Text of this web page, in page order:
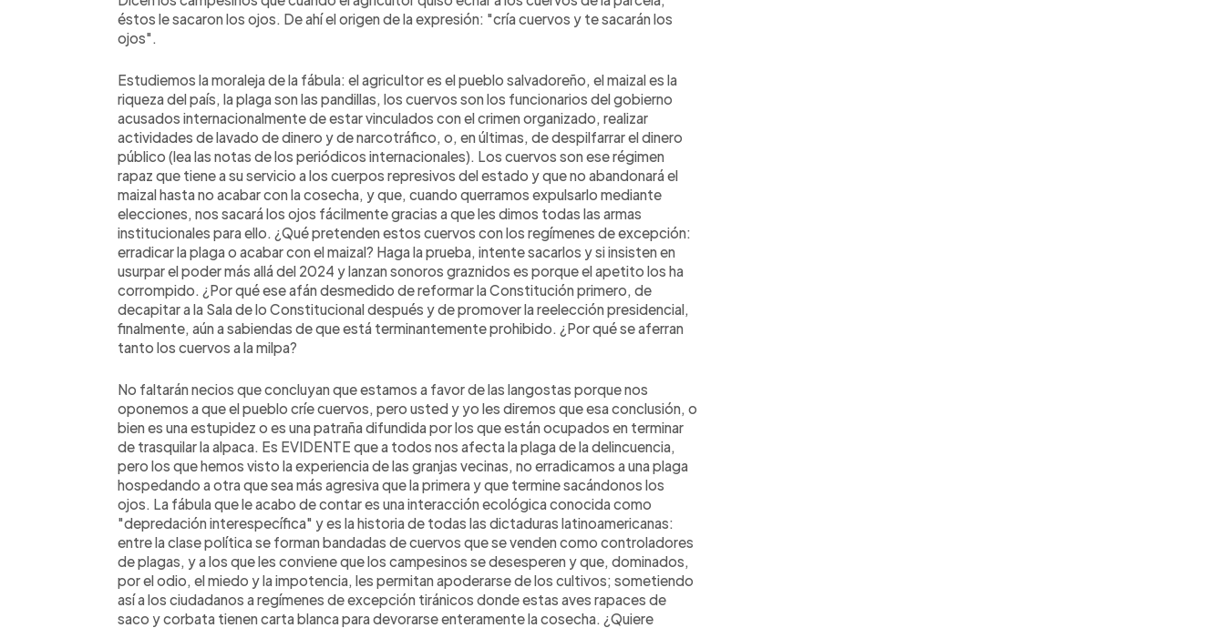
éstos le sacaron los ojos. De ahí el origen de la expresión: "cría cuervos y te sacarán los
ojos".
Estudiemos la moraleja de la fábula: el agricultor es el pueblo salvadoreño, el maizal es la
riqueza del país, la plaga son las pandillas, los cuervos son los funcionarios del gobierno
acusados internacionalmente de estar vinculados con el crimen organizado, realizar
actividades de lavado de dinero y de narcotráfico, o, en últimas, de despilfarrar el dinero
público (lea las notas de los periódicos internacionales). Los cuervos son ese régimen
rapaz que tiene a su servicio a los cuerpos represivos del estado y que no abandonará el
maizal hasta no acabar con la cosecha, y que, cuando querramos expulsarlo mediante
elecciones, nos sacará los ojos fácilmente gracias a que les dimos todas las armas
institucionales para ello. ¿Qué pretenden estos cuervos con los regímenes de excepción:
erradicar la plaga o acabar con el maizal? Haga la prueba, intente sacarlos y si insisten en
usurpar el poder más allá del 2024 y lanzan sonoros graznidos es porque el apetito los ha
corrompido. ¿Por qué ese afán desmedido de reformar la Constitución primero, de
decapitar a la Sala de lo Constitucional después y de promover la reelección presidencial,
finalmente, aún a sabiendas de que está terminantemente prohibido. ¿Por qué se aferran
tanto los cuervos a la milpa?
No faltarán necios que concluyan que estamos a favor de las langostas porque nos
oponemos a que el pueblo críe cuervos, pero usted y yo les diremos que esa conclusión, o
bien es una estupidez o es una patraña difundida por los que están ocupados en terminar
de trasquilar la alpaca. Es EVIDENTE que a todos nos afecta la plaga de la delincuencia,
pero los que hemos visto la experiencia de las granjas vecinas, no erradicamos a una plaga
hospedando a otra que sea más agresiva que la primera y que termine sacándonos los
ojos. La fábula que le acabo de contar es una interacción ecológica conocida como
"depredación interespecífica" y es la historia de todas las dictaduras latinoamericanas:
entre la clase política se forman bandadas de cuervos que se venden como controladores
de plagas, y a los que les conviene que los campesinos se desesperen y que, dominados,
por el odio, el miedo y la impotencia, les permitan apoderarse de los cultivos; sometiendo
así a los ciudadanos a regímenes de excepción tiránicos donde estas aves rapaces de
saco y corbata tienen carta blanca para devorarse enteramente la cosecha. ¿Quiere